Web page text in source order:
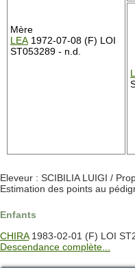
Mère
LEA 1972-07-08 (F) LOI
ST053289 - n.d.
Eleveur : SCIBILIA LUIGI /
Estimation des points au
Enfants
CHIRA1983-02-01 (F) LOI
Descendance complète...